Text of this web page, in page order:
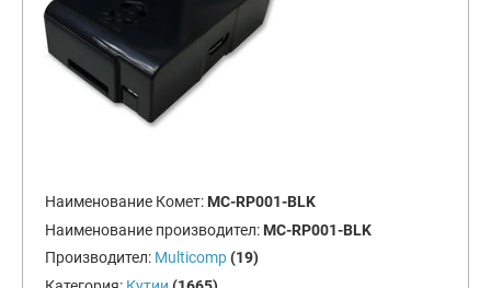
Наименование Комет: MC-RP001-BLK
Наименование производител: MC-RP001-BLK
Производител: Multicomp (19)